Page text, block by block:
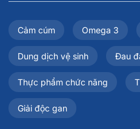
Cảm cúm Omega 3
Dung dịch vệ sinh Đau
Thực phẩm chức năng
Giải độc gan